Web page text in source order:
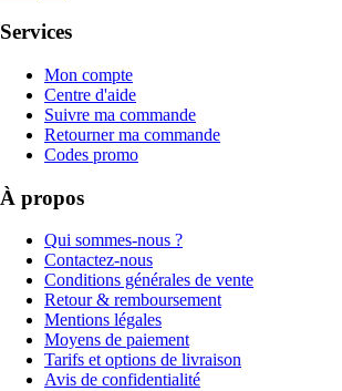
Services
Mon compte
Centre d'aide
Suivre ma commande
Retourner ma commande
Codes promo
À propos
Qui sommes-nous ?
Contactez-nous
Conditions générales de vente
Retour & remboursement
Mentions légales
Moyens de paiement
Tarifs et options de livraison
Avis de confidentialité